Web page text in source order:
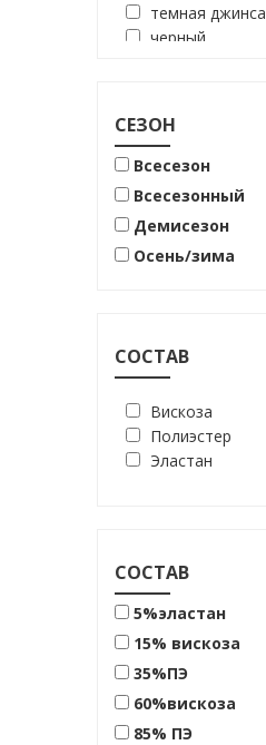
темная джинса
черный
СЕЗОН
Всесезон
Всесезонный
Демисезон
Осень/зима
СОСТАВ
Вискоза
Полиэстер
Эластан
СОСТАВ
5%эластан
15% вискоза
35%ПЭ
60%вискоза
85% ПЭ